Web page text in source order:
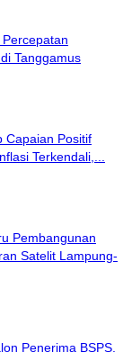
Tanggamus
Capaian Positif
Terkendali,...
Pembangunan
Satelit Lampung-
Penerima BSPS,